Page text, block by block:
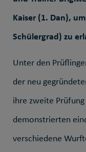
Kaiser (1. Dan),
Schülergrad) zu
Unter den
der neu
ihre zweite
demonstrierten
verschiedene